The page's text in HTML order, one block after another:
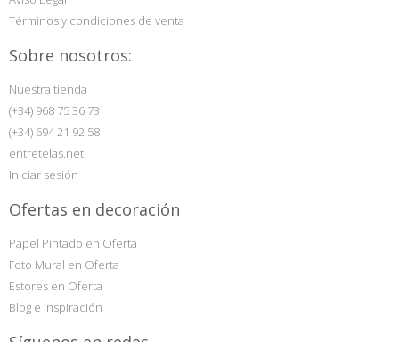
Términos y condiciones de venta
Sobre nosotros:
Nuestra tienda
(+34) 968 75 36 73
(+34) 694 21 92 58
entretelas.net
Iniciar sesión
Ofertas en decoración
Papel Pintado en Oferta
Foto Mural en Oferta
Estores en Oferta
Blog e Inspiración